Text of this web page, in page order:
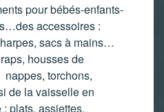
pour bébés-enfants-
accessoires :
sacs à mains…
housses de
torchons,
de la vaisselle en
plats, assiettes,